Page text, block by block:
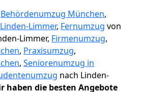
Behördenumzug München,
Limmer, Fernumzug von
Limmer, Firmenumzug,
, Praxisumzug,
, Seniorenumzug in
nach Linden-
haben die besten Angebote